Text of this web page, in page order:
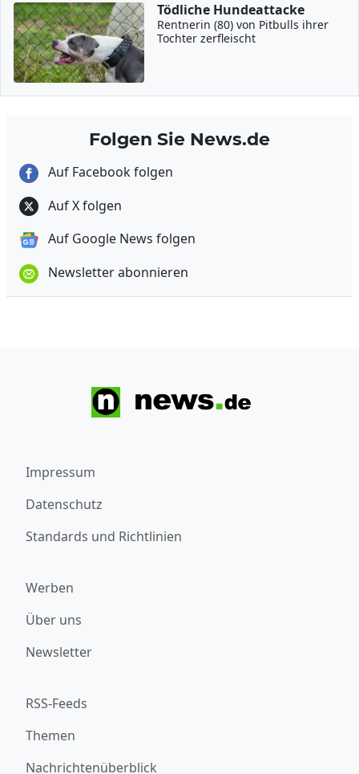
Tödliche Hundeattacke
Rentnerin (80) von Pitbulls ihrer
Tochter zerfleischt
Folgen Sie News.de
Auf Facebook folgen
Auf X folgen
Auf Google News folgen
Newsletter abonnieren
Impressum
Datenschutz
Standards und Richtlinien
Werben
Über uns
Newsletter
RSS-Feeds
Themen
Nachrichtenüberblick